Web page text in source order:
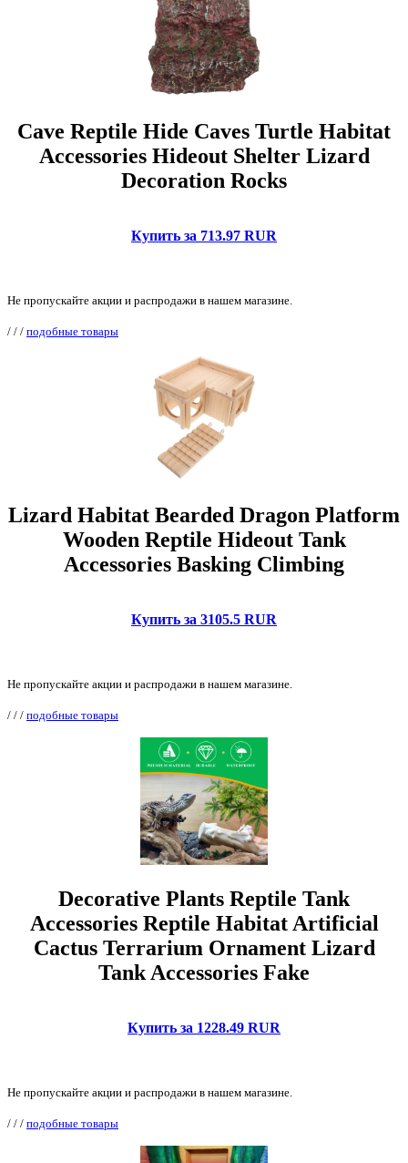
Cave Reptile Hide Caves Turtle Habitat
Accessories Hideout Shelter Lizard
Decoration Rocks
Купить за 713.97 RUR
Не пропускайте акции и распродажи в нашем магазине.
/ / / подобные товары
Lizard Habitat Bearded Dragon Platform
Wooden Reptile Hideout Tank
Accessories Basking Climbing
Купить за 3105.5 RUR
Не пропускайте акции и распродажи в нашем магазине.
/ / / подобные товары
Decorative Plants Reptile Tank
Accessories Reptile Habitat Artificial
Cactus Terrarium Ornament Lizard
Tank Accessories Fake
Купить за 1228.49 RUR
Не пропускайте акции и распродажи в нашем магазине.
/ / / подобные товары